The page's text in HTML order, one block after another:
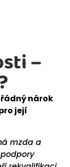
nárok
její
mzda a
–